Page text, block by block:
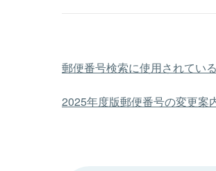
郵便番号検索に使用されてい
2025年度版郵便番号の変更案